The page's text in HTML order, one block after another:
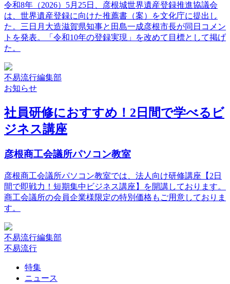
令和8年（2026）5月25日、彦根城世界遺産登録推進協議会
は、世界遺産登録に向けた推薦書（案）を文化庁に提出し
た。三日月大造滋賀県知事と田島一成彦根市長が同日コメン
トを発表。「令和10年の登録実現」を改めて目標として掲げ
た。
不易流行編集部
お知らせ
社員研修におすすめ！2日間で学べるビ
ジネス講座
彦根商工会議所パソコン教室
彦根商工会議所パソコン教室では、法人向け研修講座【2日
間で即戦力！短期集中ビジネス講座】を開講しております。
商工会議所の会員企業様限定の特別価格もご用意しておりま
す。
不易流行編集部
不易流行
特集
ニュース